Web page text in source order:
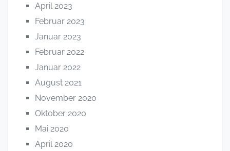
April 2023
Februar 2023
Januar 2023
Februar 2022
Januar 2022
August 2021
November 2020
Oktober 2020
Mai 2020
April 2020